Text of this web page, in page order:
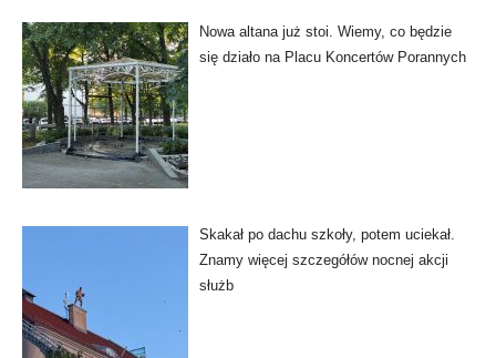
Nowa altana już stoi. Wiemy, co będzie
się działo na Placu Koncertów Porannych
Skakał po dachu szkoły, potem uciekał.
Znamy więcej szczegółów nocnej akcji
służb